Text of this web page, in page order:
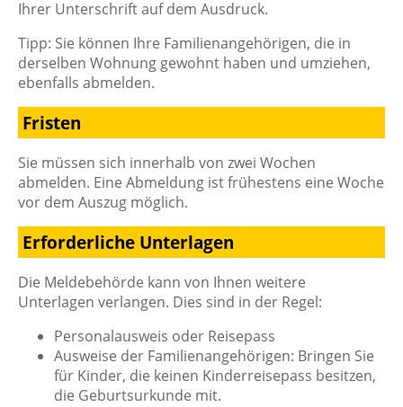
Ihrer Unterschrift auf dem Ausdruck.
Tipp: Sie können Ihre Familienangehörigen, die in
derselben Wohnung gewohnt haben und umziehen,
ebenfalls abmelden.
Fristen
Sie müssen sich innerhalb von zwei Wochen
abmelden. Eine Abmeldung ist frühestens eine Woche
vor dem Auszug möglich.
Erforderliche Unterlagen
Die Meldebehörde kann von Ihnen weitere
Unterlagen verlangen. Dies sind in der Regel:
Personalausweis oder Reisepass
Ausweise der Familienangehörigen: Bringen Sie
für Kinder, die keinen Kinderreisepass besitzen,
die Geburtsurkunde mit.